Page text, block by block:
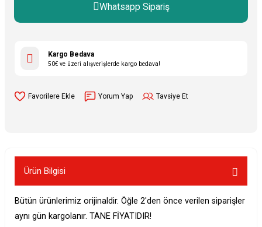
Whatsapp Sipariş
Kargo Bedava
50€ ve üzeri alışverişlerde kargo bedava!
Yorum Yap Tavsiye Et
Ürün Bilgisi
Bütün ürünlerimiz orijinaldir. Öğle 2'den önce verilen siparişler
aynı gün kargolanır. TANE FİYATIDIR!